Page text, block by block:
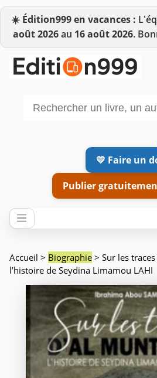
☀️ Édition999 en vacances :
août 2026au 16 août 2026.
💛 Faire un
Publier
Accueil > Biographie > Sur les
l’histoire de Seydina Limamou LAHI